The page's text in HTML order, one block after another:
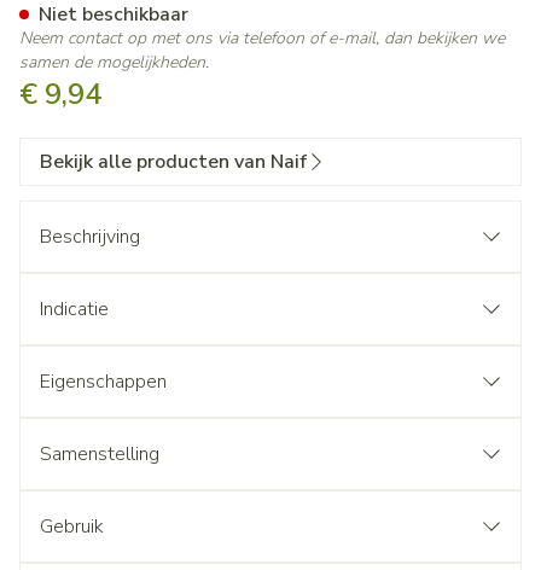
€ 9,94
Niet beschikbaar
Neem contact op met ons via telefoon of e-mail, dan bekijken we
samen de mogelijkheden.
Bekijk alle producten van Naif
Beschrijving
Indicatie
Eigenschappen
Samenstelling
Gebruik